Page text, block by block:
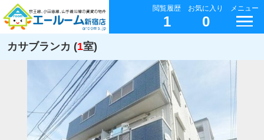
閲覧履歴
1
お気に入り
0
メニュー
カサブランカ (1室)